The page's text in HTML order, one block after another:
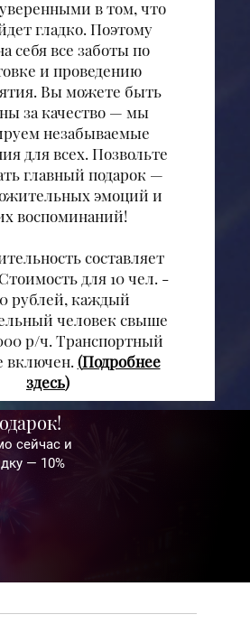
в том, что
гладко. Поэтому
себя все заботы по
и проведению
Вы можете быть
за качество — мы
незабываемые
для всех. Позвольте
главный подарок —
эмоций и
воспоминаний!
составляет
Стоимость для 10 чел. -
рублей, каждый
человек свыше
р/ч. Транспортный
включен.(Подробнее
здесь)
сейчас и
— 10%